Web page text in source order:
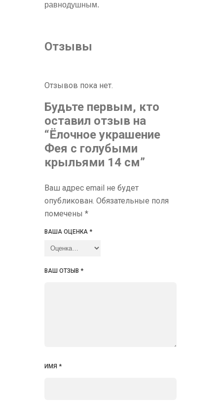
равнодушным.
Отзывы
Отзывов пока нет.
Будьте первым, кто
оставил отзыв на
“Ёлочное украшение
Фея с голубыми
крыльями 14 см”
Ваш адрес email не будет
опубликован. Обязательные поля
помечены *
ВАША ОЦЕНКА *
ВАШ ОТЗЫВ *
ИМЯ *